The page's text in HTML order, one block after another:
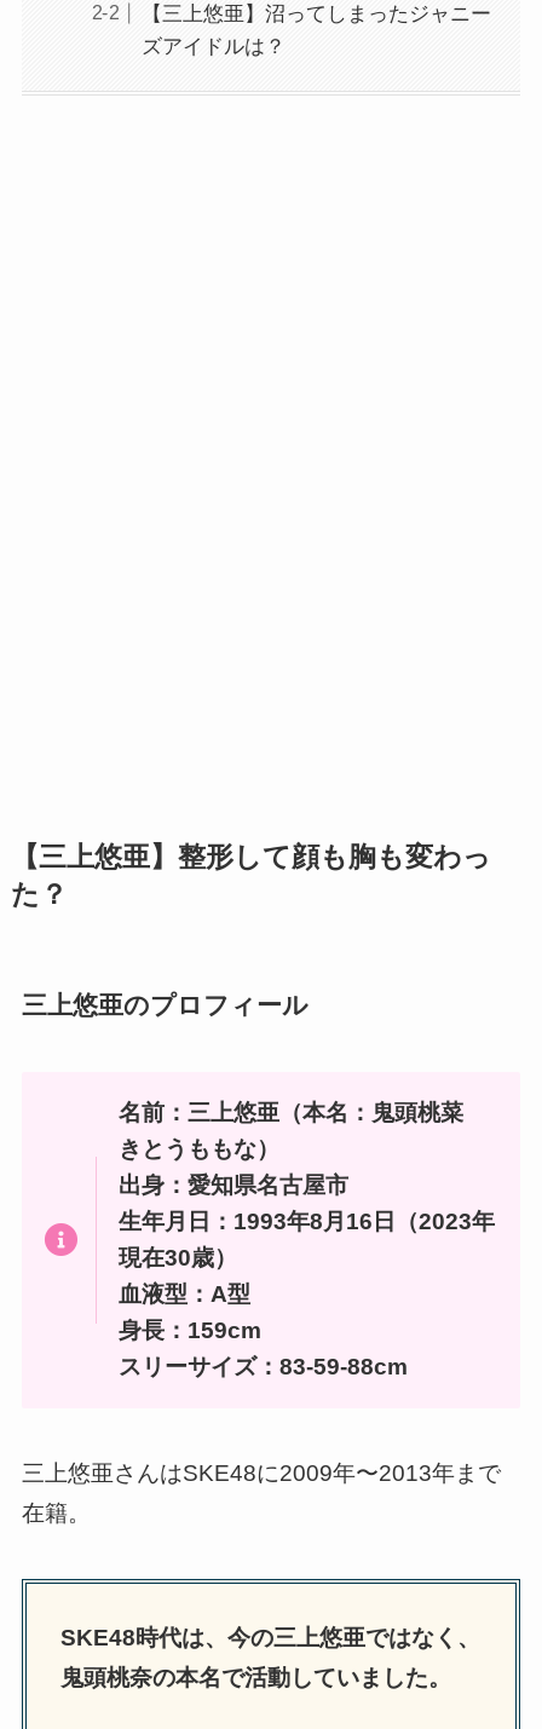
【三上悠亜】沼ってしまったジャニー
ズアイドルは？
【三上悠亜】整形して顔も胸も変わっ
た？
三上悠亜のプロフィール
名前：三上悠亜（本名：鬼頭桃菜
きとうももな）
出身：愛知県名古屋市
生年月日：1993年8月16日（2023年
現在30歳）
血液型：A型
身長：159cm
スリーサイズ：83-59-88cm
三上悠亜さんはSKE48に2009年〜2013年まで
在籍。
SKE48時代は、今の三上悠亜ではなく、
鬼頭桃奈の本名で活動していました。